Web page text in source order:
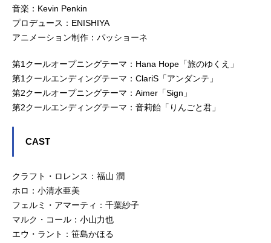
音楽：Kevin Penkin
プロデュース：ENISHIYA
アニメーション制作：パッショーネ
第1クールオープニングテーマ：Hana Hope「旅のゆくえ」
第1クールエンディングテーマ：ClariS「アンダンテ」
第2クールオープニングテーマ：Aimer「Sign」
第2クールエンディングテーマ：音莉飴「りんごと君」
CAST
クラフト・ロレンス：福山 潤
ホロ：小清水亜美
フェルミ・アマーティ：千葉紗子
マルク・コール：小山力也
エウ・ラント：笹島かほる